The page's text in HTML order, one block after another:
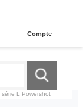
Compte
L Powershot